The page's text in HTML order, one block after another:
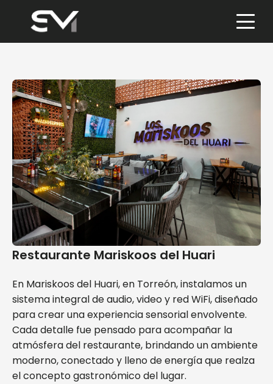
Restaurante Mariskoos del Huari
En Mariskoos del Huari, en Torreón, instalamos un
sistema integral de audio, video y red WiFi, diseñado
para crear una experiencia sensorial envolvente.
Cada detalle fue pensado para acompañar la
atmósfera del restaurante, brindando un ambiente
moderno, conectado y lleno de energía que realza
el concepto gastronómico del lugar.